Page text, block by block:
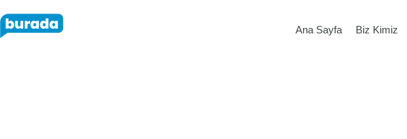
Ana Sayfa Biz Kimiz